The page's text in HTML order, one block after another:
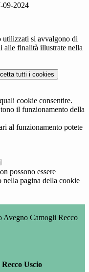
09-2024
utilizzati si avvalgono di
alle finalità illustrate nella
tutti i cookies
cookie consentire.
il funzionamento della
al funzionamento potete
possono essere
nella pagina della cookie
Avegno Camogli Recco
Uscio